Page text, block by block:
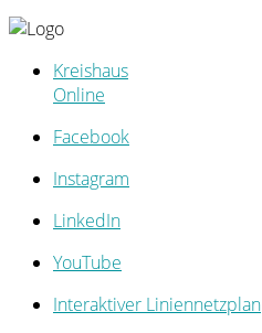
Kreishaus
Online
Facebook
Instagram
LinkedIn
YouTube
Interaktiver Liniennetzplan